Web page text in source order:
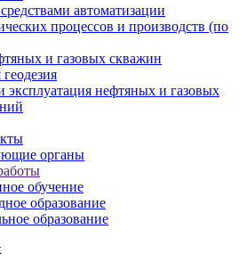
автоматизации
процессов и производств (по
и газовых скважин
эксплуатация нефтяных и газовых
органы
обучение
образование
образование